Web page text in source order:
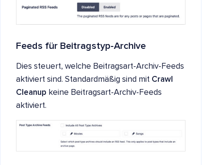
Feeds für Beitragstyp-Archive
Dies steuert, welche Beitragsart-Archiv-Feeds
aktiviert sind. Standardmäßig sind mit Crawl
Cleanup keine Beitragsart-Archiv-Feeds
aktiviert.